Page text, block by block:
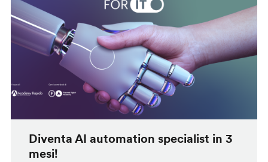
Diventa AI automation specialist in 3
mesi!